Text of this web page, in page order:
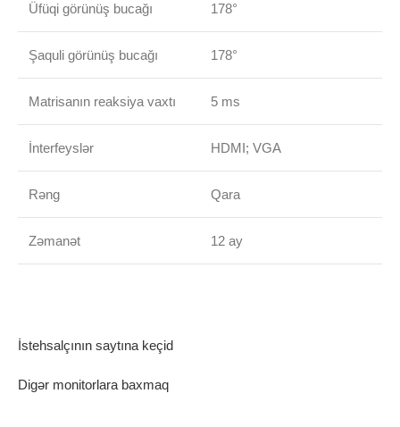
Üfüqi görünüş bucağı 178°
Şaquli görünüş bucağı 178°
Matrisanın reaksiya vaxtı 5 ms
İnterfeyslər HDMI; VGA
Rəng Qara
Zəmanət 12 ay
İstehsalçının saytına keçid
Digər monitorlara baxmaq